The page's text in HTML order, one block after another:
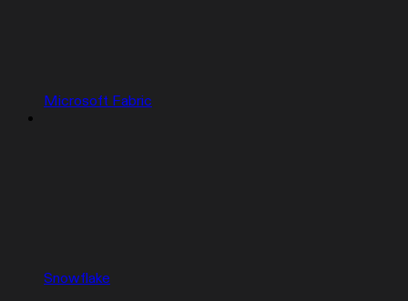
Microsoft Fabric
Snowflake